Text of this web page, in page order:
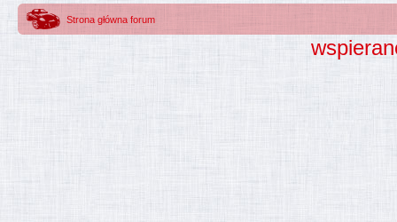
Strona główna forum